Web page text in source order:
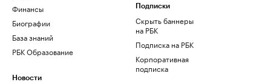
Финансы
Биографии
База знаний
РБК Образование
Новости
Подписки
Скрыть баннеры
на РБК
Подписка на РБК
Корпоративная
подписка